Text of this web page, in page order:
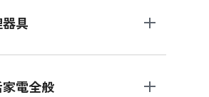
具
電全般